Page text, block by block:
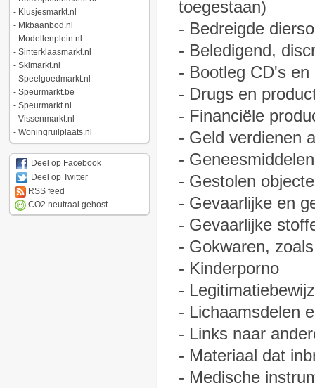
- Klusjesmarkt.nl
- Mkbaanbod.nl
- Modellenplein.nl
- Sinterklaasmarkt.nl
- Skimarkt.nl
- Speelgoedmarkt.nl
- Speurmarkt.be
- Speurmarkt.nl
- Vissenmarkt.nl
- Woningruilplaats.nl
Deel op Facebook
Deel op Twitter
RSS feed
CO2 neutraal gehost
toegestaan)
- Bedreigde
- Beledigend,
- Bootleg CD's en
- Drugs en
- Financiële
- Geld verdienen
-
- Gestolen
- Gevaarlijke en
- Gevaarlijke
- Gokwaren,
- Kinderporno
-
- Lichaamsdelen
- Links naar
- Materiaal dat
- Medische